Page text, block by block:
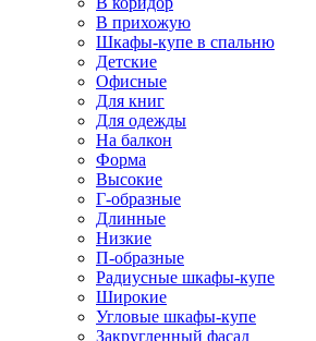
В прихожую
Шкафы-купе в спальню
Детские
Офисные
Для книг
Для одежды
На балкон
Форма
Высокие
Г-образные
Длинные
Низкие
П-образные
Радиусные шкафы-купе
Широкие
Угловые шкафы-купе
Закругленный фасад